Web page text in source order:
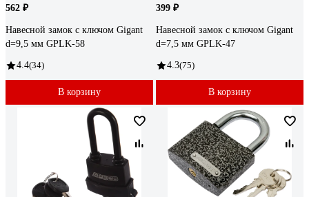
562 ₽
Навесной замок с ключом Gigant
d=9,5 мм GPLK-58
4.4(34)
В корзину
399 ₽
Навесной замок с ключом Gigant
d=7,5 мм GPLK-47
4.3(75)
В корзину